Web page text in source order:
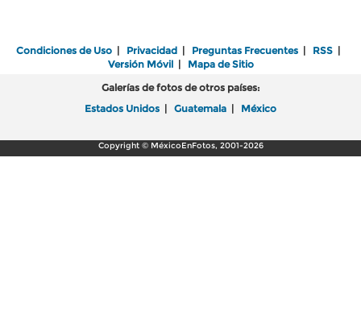
Condiciones de Uso | Privacidad | Preguntas Frecuentes | RSS |
Versión Móvil| Mapa de Sitio
Galerías de fotos de otros países:
Estados Unidos | Guatemala | México
Copyright © MéxicoEnFotos, 2001-2026